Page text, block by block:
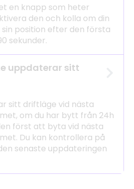
en knapp som heter
den och kolla om din
position efter den första
sekunder.
uppdaterar sitt
sitt driftläge vid nästa
om du har bytt från 24h
först att byta vid nästa
Du kan kontrollera på
senaste uppdateringen